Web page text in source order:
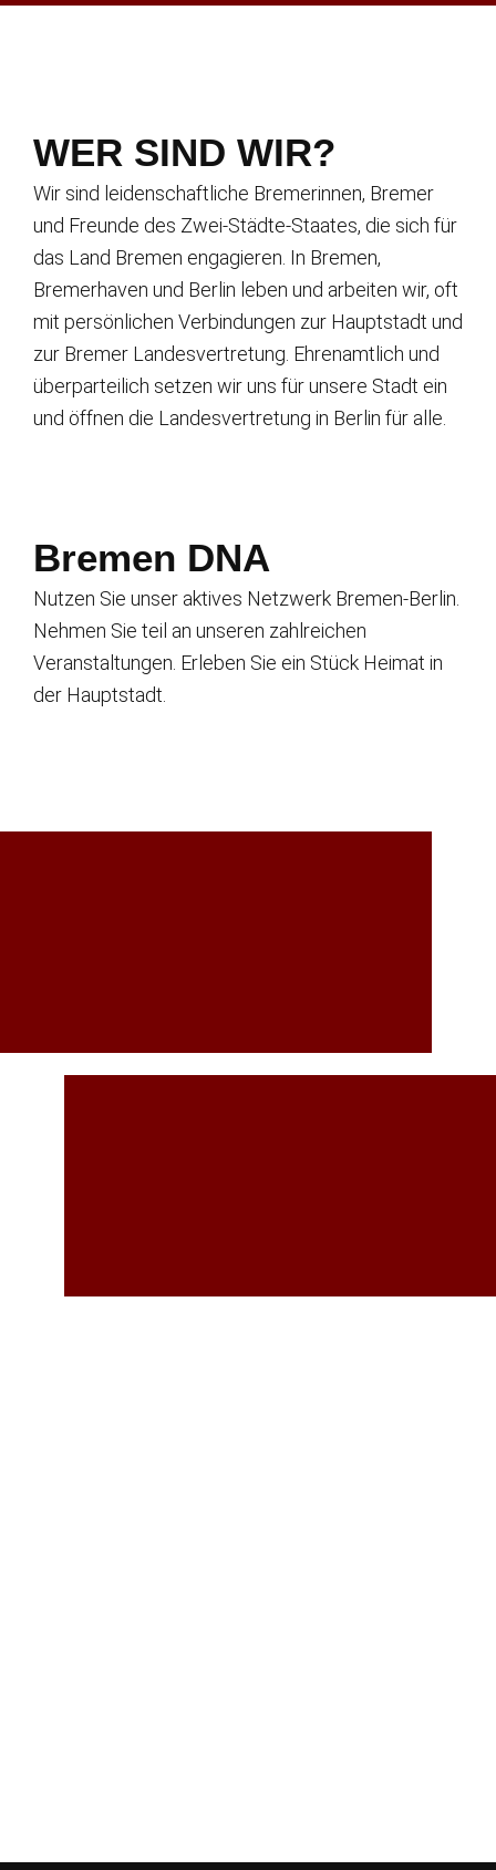
WER SIND WIR?
Wir sind leidenschaftliche Bremerinnen, Bremer
und Freunde des Zwei-Städte-Staates, die sich für
das Land Bremen engagieren. In Bremen,
Bremerhaven und Berlin leben und arbeiten wir, oft
mit persönlichen Verbindungen zur Hauptstadt und
zur Bremer Landesvertretung. Ehrenamtlich und
überparteilich setzen wir uns für unsere Stadt ein
und öffnen die Landesvertretung in Berlin für alle.
Bremen DNA
Nutzen Sie unser aktives Netzwerk Bremen-Berlin.
Nehmen Sie teil an unseren zahlreichen
Veranstaltungen. Erleben Sie ein Stück Heimat in
der Hauptstadt.